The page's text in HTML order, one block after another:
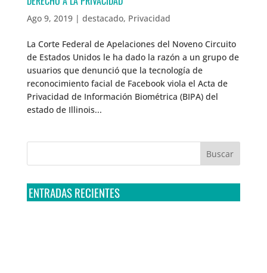
Ago 9, 2019| destacado, Privacidad
La Corte Federal de Apelaciones del Noveno Circuito
de Estados Unidos le ha dado la razón a un grupo de
usuarios que denunció que la tecnología de
reconocimiento facial de Facebook viola el Acta de
Privacidad de Información Biométrica (BIPA) del
estado de Illinois...
ENTRADAS RECIENTES